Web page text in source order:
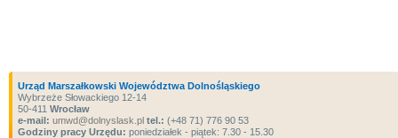
Urząd Marszałkowski Województwa Dolnośląskiego
Wybrzeże Słowackiego 12-14
50-411 Wrocław
e-mail: umwd@dolnyslask.pl tel.: (+48 71) 776 90 53
Godziny pracy Urzędu: poniedziałek - piątek: 7.30 - 15.30